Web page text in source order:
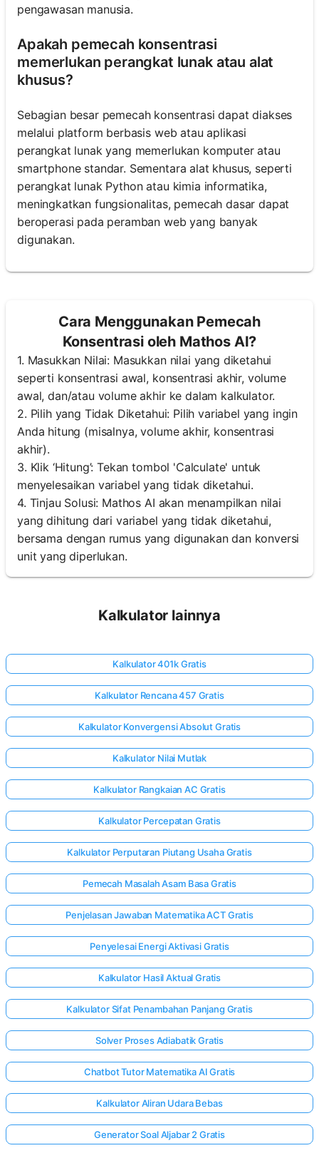
pengawasan manusia.
Apakah pemecah konsentrasi
memerlukan perangkat lunak atau alat
khusus?
Sebagian besar pemecah konsentrasi dapat diakses
melalui platform berbasis web atau aplikasi
perangkat lunak yang memerlukan komputer atau
smartphone standar. Sementara alat khusus, seperti
perangkat lunak Python atau kimia informatika,
meningkatkan fungsionalitas, pemecah dasar dapat
beroperasi pada peramban web yang banyak
digunakan.
Cara Menggunakan Pemecah
Konsentrasi oleh Mathos AI?
1. Masukkan Nilai: Masukkan nilai yang diketahui
seperti konsentrasi awal, konsentrasi akhir, volume
awal, dan/atau volume akhir ke dalam kalkulator.
2. Pilih yang Tidak Diketahui: Pilih variabel yang ingin
Anda hitung (misalnya, volume akhir, konsentrasi
akhir).
3. Klik ‘Hitung’: Tekan tombol 'Calculate' untuk
menyelesaikan variabel yang tidak diketahui.
4. Tinjau Solusi: Mathos AI akan menampilkan nilai
yang dihitung dari variabel yang tidak diketahui,
bersama dengan rumus yang digunakan dan konversi
unit yang diperlukan.
Kalkulator lainnya
Kalkulator 401k Gratis
Kalkulator Rencana 457 Gratis
Kalkulator Konvergensi Absolut Gratis
Kalkulator Nilai Mutlak
Kalkulator Rangkaian AC Gratis
Kalkulator Percepatan Gratis
Kalkulator Perputaran Piutang Usaha Gratis
Pemecah Masalah Asam Basa Gratis
Penjelasan Jawaban Matematika ACT Gratis
Penyelesai Energi Aktivasi Gratis
Kalkulator Hasil Aktual Gratis
Kalkulator Sifat Penambahan Panjang Gratis
Solver Proses Adiabatik Gratis
Chatbot Tutor Matematika AI Gratis
Kalkulator Aliran Udara Bebas
Generator Soal Aljabar 2 Gratis